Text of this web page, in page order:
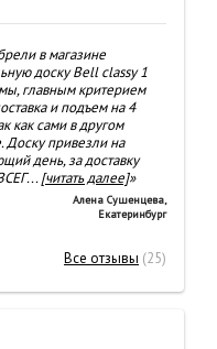
в магазине
доску Bell classy 1
главным критерием
и подъем на 4
как сами в другом
Доску привезли на
день, за доставку
...[читать далее]»
Алена Сушенцева,
Екатеринбург
Все отзывы (25)